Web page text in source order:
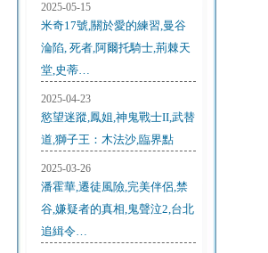
2025-05-15
米奇17號,關於愛的練習,曼谷
淪陷, 死者,阿爾托騎士,荊棘天
堂,史蒂…
2025-04-23
慾望迷蹤,鳳姐,神鬼戰士II,武替
道,獅子王：木法沙,臨界點
2025-03-26
潘霍華,遷徒風險,完美伴侶,禁
谷,嫌疑者的真相,鬼聲泣2,台北
追緝令…